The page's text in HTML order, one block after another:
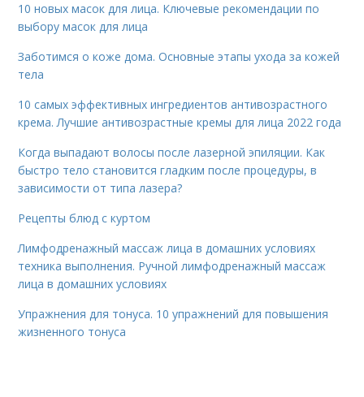
10 новых масок для лица. Ключевые рекомендации по
выбору масок для лица
Заботимся о коже дома. Основные этапы ухода за кожей
тела
10 самых эффективных ингредиентов антивозрастного
крема. Лучшие антивозрастные кремы для лица 2022 года
Когда выпадают волосы после лазерной эпиляции. Как
быстро тело становится гладким после процедуры, в
зависимости от типа лазера?
Рецепты блюд с куртом
Лимфодренажный массаж лица в домашних условиях
техника выполнения. Ручной лимфодренажный массаж
лица в домашних условиях
Упражнения для тонуса. 10 упражнений для повышения
жизненного тонуса